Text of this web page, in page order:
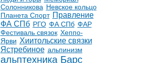
Солонникова Невское кольцо
Планета Спорт Правление
ФА СПб РГО ФА СПб ФАР
Фестиваль связок Хеппо-
Ярви Хиитольские связки
Ястребиное альпинизм
альптехника Барс